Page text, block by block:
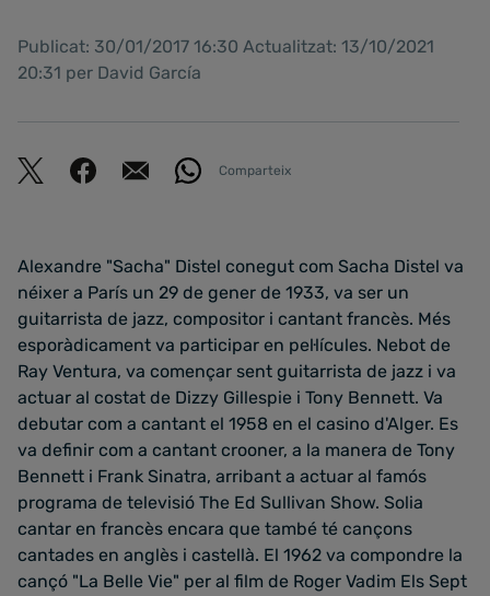
Publicat: 30/01/2017 16:30 Actualitzat: 13/10/2021
20:31 per David García
Comparteix
Alexandre "Sacha" Distel conegut com Sacha Distel va
néixer a París un 29 de gener de 1933, va ser un
guitarrista de jazz, compositor i cantant francès. Més
esporàdicament va participar en pel·lícules. Nebot de
Ray Ventura, va començar sent guitarrista de jazz i va
actuar al costat de Dizzy Gillespie i Tony Bennett. Va
debutar com a cantant el 1958 en el casino d'Alger. Es
va definir com a cantant crooner, a la manera de Tony
Bennett i Frank Sinatra, arribant a actuar al famós
programa de televisió The Ed Sullivan Show. Solia
cantar en francès encara que també té cançons
cantades en anglès i castellà. El 1962 va compondre la
cançó "La Belle Vie" per al film de Roger Vadim Els Sept